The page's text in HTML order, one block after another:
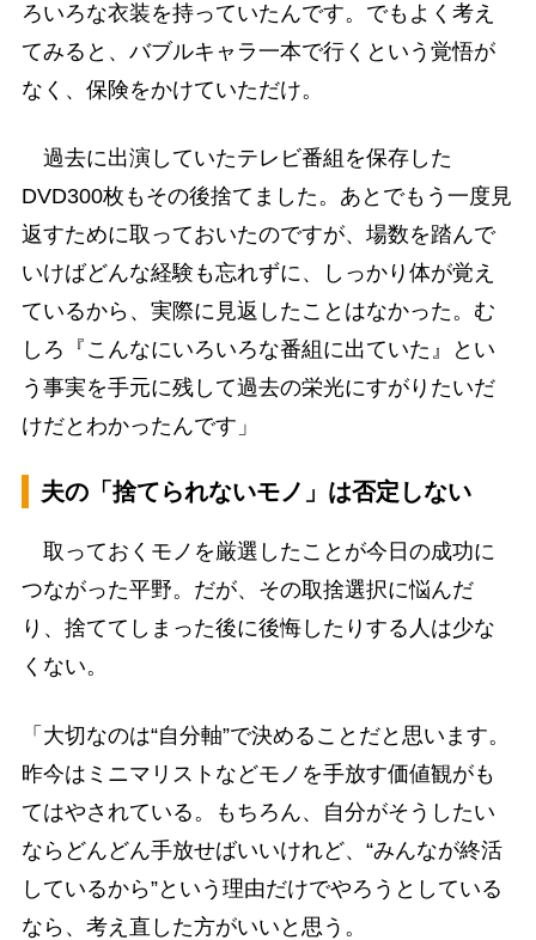
ろいろな衣装を持っていたんです。でもよく考え
てみると、バブルキャラ一本で行くという覚悟が
なく、保険をかけていただけ。
過去に出演していたテレビ番組を保存した
DVD300枚もその後捨てました。あとでもう一度見
返すために取っておいたのですが、場数を踏んで
いけばどんな経験も忘れずに、しっかり体が覚え
ているから、実際に見返したことはなかった。む
しろ『こんなにいろいろな番組に出ていた』とい
う事実を手元に残して過去の栄光にすがりたいだ
けだとわかったんです」
夫の「捨てられないモノ」は否定しない
取っておくモノを厳選したことが今日の成功に
つながった平野。だが、その取捨選択に悩んだ
り、捨ててしまった後に後悔したりする人は少な
くない。
「大切なのは“自分軸”で決めることだと思います。
昨今はミニマリストなどモノを手放す価値観がも
てはやされている。もちろん、自分がそうしたい
ならどんどん手放せばいいけれど、“みんなが終活
しているから”という理由だけでやろうとしている
なら、考え直した方がいいと思う。